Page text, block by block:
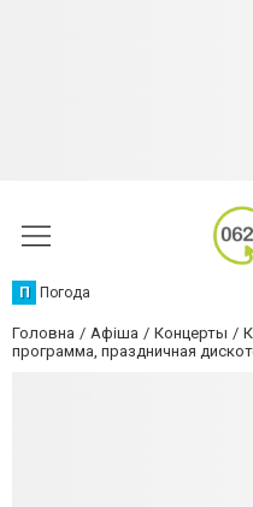
П Погода
Головна Афіша Концерты
программа, праздничная